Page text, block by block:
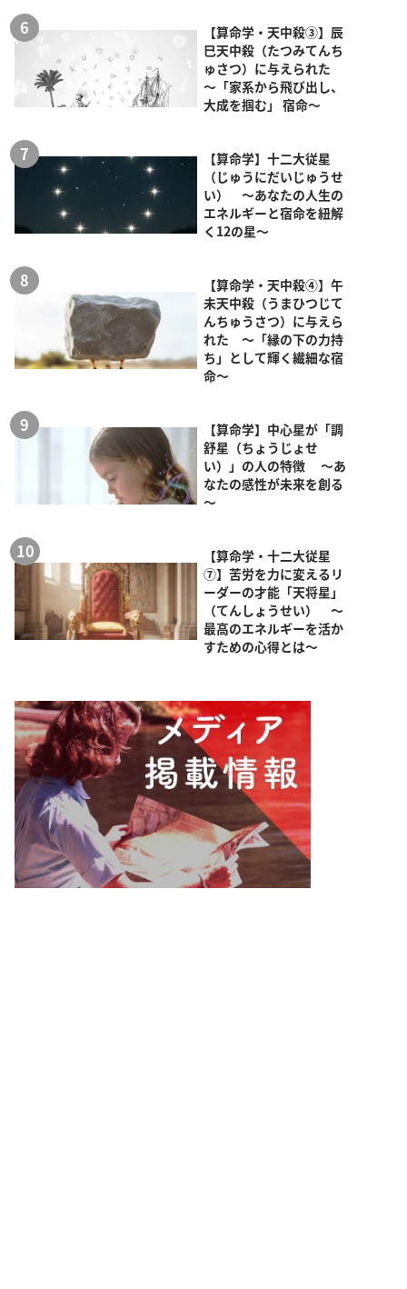
【算命学・天中殺③】辰
巳天中殺（たつみてんち
ゅさつ）に与えられた
～「家系から飛び出し、
大成を掴む」 宿命～
【算命学】十二大従星
（じゅうにだいじゅうせ
い） ～あなたの人生の
エネルギーと宿命を紐解
く12の星～
【算命学・天中殺④】午
未天中殺（うまひつじて
んちゅうさつ）に与えら
れた ～「縁の下の力持
ち」として輝く繊細な宿
命～
【算命学】中心星が「調
舒星（ちょうじょせ
い）」の人の特徴 ～あ
なたの感性が未来を創る
～
【算命学・十二大従星
⑦】苦労を力に変えるリ
ーダーの才能「天将星」
（てんしょうせい） ～
最高のエネルギーを活か
すための心得とは～